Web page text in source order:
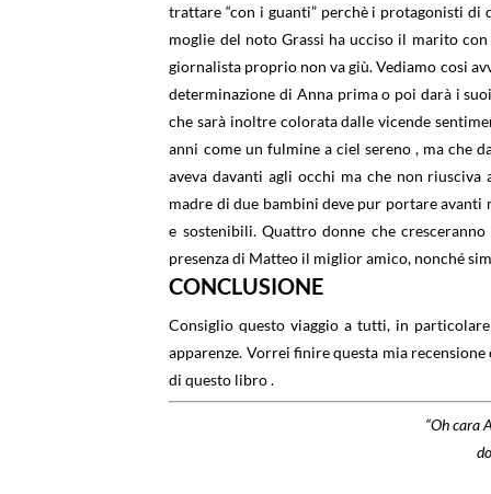
trattare “con i guanti” perchè i protagonisti di
moglie del noto Grassi ha ucciso il marito
giornalista proprio non va giù. Vediamo cosi
determinazione di Anna prima o poi darà i
che sarà inoltre colorata dalle vicende
anni come un fulmine a ciel sereno , ma che
aveva davanti agli occhi ma che non
madre di due bambini deve pur portare
e sostenibili. Quattro donne che
presenza di Matteo il miglior amico, nonché
CONCLUSIONE
Consiglio questo viaggio a tutti, in
apparenze. Vorrei finire questa mia recensione
di questo libro .
“Oh cara